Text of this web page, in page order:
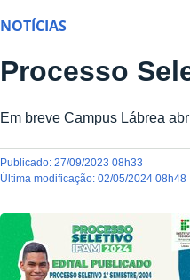
NOTÍCIAS
Processo
Em breve Campus Lábrea
publicado:27/09/2023 08h33
última modificação:02/05/2024 08h48